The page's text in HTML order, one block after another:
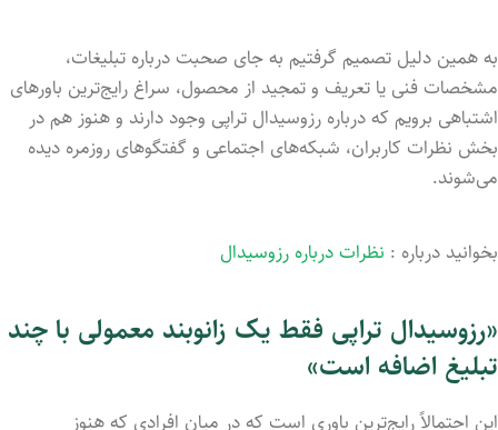
به همین دلیل تصمیم گرفتیم به جای صحبت درباره تبلیغات،
مشخصات فنی یا تعریف و تمجید از محصول، سراغ رایج‌ترین باورهای
اشتباهی برویم که درباره رزوسیدال تراپی وجود دارند و هنوز هم در
بخش نظرات کاربران، شبکه‌های اجتماعی و گفتگوهای روزمره دیده
می‌شوند.
بخوانید درباره : نظرات درباره رزوسیدال
«رزوسیدال تراپی فقط یک زانوبند معمولی با چند
تبلیغ اضافه است»
این احتمالاً رایج‌ترین باوری است که در میان افرادی که هنوز